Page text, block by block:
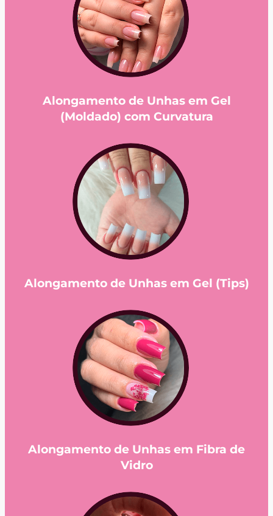
Alongamento de Unhas em Gel
(Moldado) com Curvatura
Alongamento de Unhas em Gel (Tips)
Alongamento de Unhas em Fibra de
Vidro